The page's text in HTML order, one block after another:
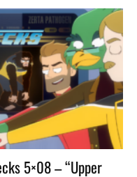
5×08 – “Upper